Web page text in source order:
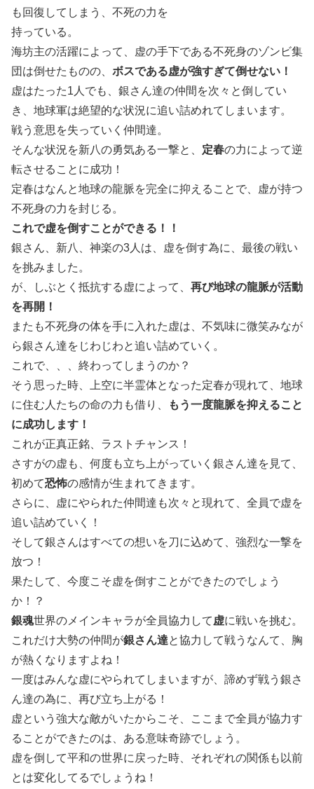
も回復してしまう、不死の力を
持っている。
海坊主の活躍によって、虚の手下である不死身のゾンビ集
団は倒せたものの、 ボスである虚が強すぎて倒せない！
虚はたった1人でも、銀さん達の仲間を次々と倒してい
き、地球軍は絶望的な状況に追い詰めれてしまいます。
戦う意思を失っていく仲間達。
そんな状況を新八の勇気ある一撃と、 定春の力によって逆
転させることに成功！
定春はなんと地球の龍脈を完全に抑えることで、虚が持つ
不死身の力を封じる。
これで虚を倒すことができる！！
銀さん、新八、神楽の3人は、虚を倒す為に、最後の戦い
を挑みました。
が、しぶとく抵抗する虚によって、 再び地球の龍脈が活動
を再開！
またも不死身の体を手に入れた虚は、不気味に微笑みなが
ら銀さん達をじわじわと追い詰めていく。
これで、、、終わってしまうのか？
そう思った時、上空に半霊体となった定春が現れて、地球
に住む人たちの命の力も借り、
もう一度龍脈を抑えること
に成功します！
これが正真正銘、ラストチャンス！
さすがの虚も、何度も立ち上がっていく銀さん達を見て、
初めて恐怖の感情が生まれてきます。
さらに、虚にやられた仲間達も次々と現れて、全員で虚を
追い詰めていく！
そして銀さんはすべての想いを刀に込めて、強烈な一撃を
放つ！
果たして、今度こそ虚を倒すことができたのでしょう
か！？
銀魂世界のメインキャラが全員協力して虚に戦いを挑む。
これだけ大勢の仲間が銀さん達と協力して戦うなんて、胸
が熱くなりますよね！
一度はみんな虚にやられてしまいますが、諦めず戦う銀さ
ん達の為に、再び立ち上がる！
虚という強大な敵がいたからこそ、ここまで全員が協力す
ることができたのは、ある意味奇跡でしょう。
虚を倒して平和の世界に戻った時、それぞれの関係も以前
とは変化してるでしょうね！